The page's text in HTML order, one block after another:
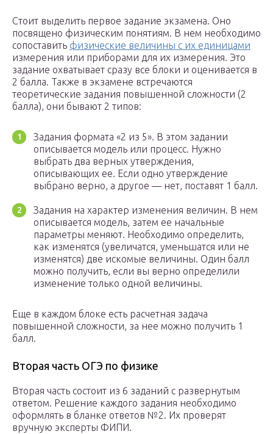
Стоит выделить первое задание экзамена. Оно
посвящено физическим понятиям. В нем необходимо
сопоставить физические величины с их единицами
измерения или приборами для их измерения. Это
задание охватывает сразу все блоки и оценивается в
2 балла. Также в экзамене встречаются
теоретические задания повышенной сложности (2
балла), они бывают 2 типов:
Задания формата «2 из 5». В этом задании
описывается модель или процесс. Нужно
выбрать два верных утверждения,
описывающих ее. Если одно утверждение
выбрано верно, а другое — нет, поставят 1 балл.
Задания на характер изменения величин. В нем
описывается модель, затем ее начальные
параметры меняют. Необходимо определить,
как изменятся (увеличатся, уменьшатся или не
изменятся) две искомые величины. Один балл
можно получить, если вы верно определили
изменение только одной величины.
Еще в каждом блоке есть расчетная задача
повышенной сложности, за нее можно получить 1
балл.
Вторая часть ОГЭ по физике
Вторая часть состоит из 6 заданий с развернутым
ответом. Решение каждого задания необходимо
оформлять в бланке ответов №2. Их проверят
вручную эксперты ФИПИ.